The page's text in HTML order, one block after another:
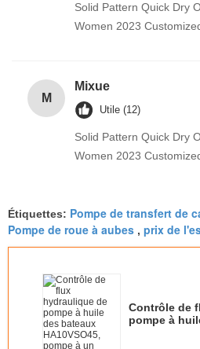
Solid Pattern Quick Dry
Women 2023
M
Mixue
Utile (12)
Solid Pattern Quick Dry
Women 2023
Étiquettes: Pompe de transfert de
Pompe de roue à aubes , prix de
Contrôle de
pompe à